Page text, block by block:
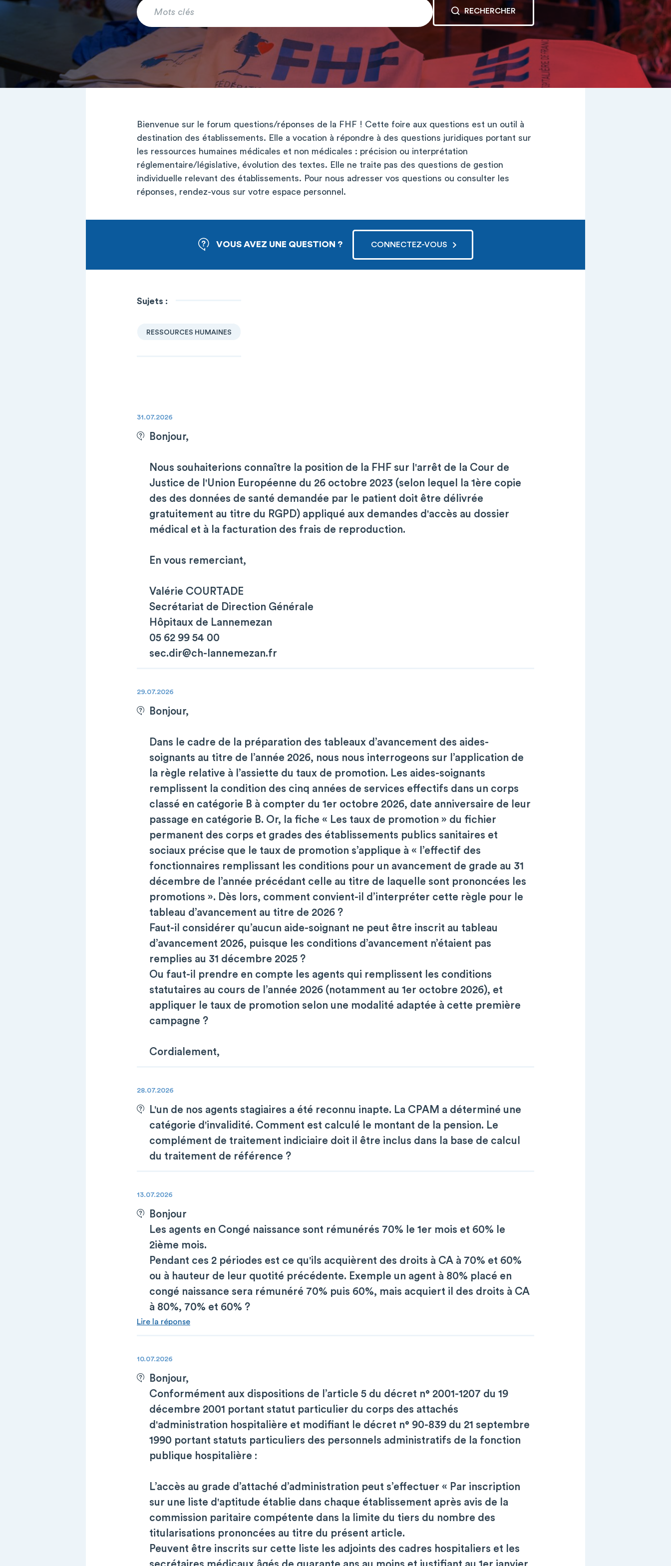
RECHERCHER
Bienvenue sur le forum questions/réponses de la FHF ! Cette foire aux questions est un outil à
destination des établissements. Elle a vocation à répondre à des questions juridiques portant sur
les ressources humaines médicales et non médicales : précision ou interprétation
réglementaire/législative, évolution des textes. Elle ne traite pas des questions de gestion
individuelle relevant des établissements. Pour nous adresser vos questions ou consulter les
réponses, rendez-vous sur votre espace personnel.
VOUS AVEZ UNE QUESTION ? CONNECTEZ-VOUS
Sujets :
RESSOURCES HUMAINES
31.07.2026
Bonjour,
Nous souhaiterions connaître la position de la FHF sur l'arrêt de la Cour de
Justice de l'Union Européenne du 26 octobre 2023 (selon lequel la 1ère copie
des des données de santé demandée par le patient doit être délivrée
gratuitement au titre du RGPD) appliqué aux demandes d'accès au dossier
médical et à la facturation des frais de reproduction.
En vous remerciant,
Valérie COURTADE
Secrétariat de Direction Générale
Hôpitaux de Lannemezan
05 62 99 54 00
sec.dir@ch-lannemezan.fr
29.07.2026
Bonjour,
Dans le cadre de la préparation des tableaux d’avancement des aides-
soignants au titre de l’année 2026, nous nous interrogeons sur l’application de
la règle relative à l’assiette du taux de promotion. Les aides-soignants
remplissent la condition des cinq années de services effectifs dans un corps
classé en catégorie B à compter du 1er octobre 2026, date anniversaire de leur
passage en catégorie B. Or, la fiche « Les taux de promotion » du fichier
permanent des corps et grades des établissements publics sanitaires et
sociaux précise que le taux de promotion s’applique à « l’effectif des
fonctionnaires remplissant les conditions pour un avancement de grade au 31
décembre de l’année précédant celle au titre de laquelle sont prononcées les
promotions ». Dès lors, comment convient-il d’interpréter cette règle pour le
tableau d’avancement au titre de 2026 ?
Faut-il considérer qu’aucun aide-soignant ne peut être inscrit au tableau
d’avancement 2026, puisque les conditions d’avancement n’étaient pas
remplies au 31 décembre 2025 ?
Ou faut-il prendre en compte les agents qui remplissent les conditions
statutaires au cours de l’année 2026 (notamment au 1er octobre 2026), et
appliquer le taux de promotion selon une modalité adaptée à cette première
campagne ?
Cordialement,
28.07.2026
L'un de nos agents stagiaires a été reconnu inapte. La CPAM a déterminé une
catégorie d'invalidité. Comment est calculé le montant de la pension. Le
complément de traitement indiciaire doit il être inclus dans la base de calcul
du traitement de référence ?
13.07.2026
Bonjour
Les agents en Congé naissance sont rémunérés 70% le 1er mois et 60% le
2ième mois.
Pendant ces 2 périodes est ce qu'ils acquièrent des droits à CA à 70% et 60%
ou à hauteur de leur quotité précédente. Exemple un agent à 80% placé en
congé naissance sera rémunéré 70% puis 60%, mais acquiert il des droits à CA
à 80%, 70% et 60% ?
Lire la réponse
10.07.2026
Bonjour,
Conformément aux dispositions de l’article 5 du décret n° 2001-1207 du 19
décembre 2001 portant statut particulier du corps des attachés
d'administration hospitalière et modifiant le décret n° 90-839 du 21 septembre
1990 portant statuts particuliers des personnels administratifs de la fonction
publique hospitalière :
L’accès au grade d’attaché d’administration peut s’effectuer « Par inscription
sur une liste d'aptitude établie dans chaque établissement après avis de la
commission paritaire compétente dans la limite du tiers du nombre des
titularisations prononcées au titre du présent article.
Peuvent être inscrits sur cette liste les adjoints des cadres hospitaliers et les